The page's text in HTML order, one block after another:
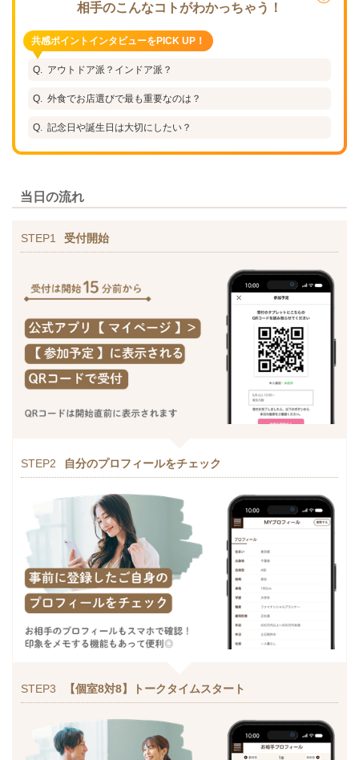
相手のこんなコトがわかっちゃう！
共感ポイントインタビューをPICK UP！
アウトドア派？インドア派？
外食でお店選びで最も重要なのは？
記念日や誕生日は大切にしたい？
当日の流れ
STEP1 受付開始
STEP2 自分のプロフィールをチェック
STEP3 【個室8対8】トークタイムスタート